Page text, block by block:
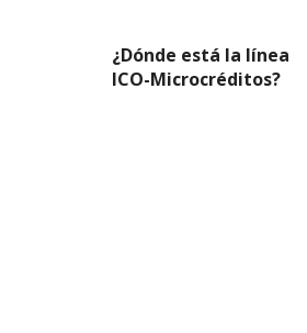
¿Dónde está la línea
ICO-Microcréditos?